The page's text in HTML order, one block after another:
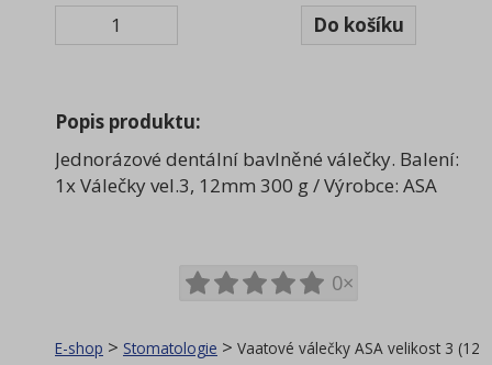
Popis produktu:
Jednorázové dentální bavlněné válečky. Balení:
1x Válečky vel.3, 12mm 300 g / Výrobce: ASA
0×
E-shop > Stomatologie > Vaatové válečky ASA velikost 3 (12